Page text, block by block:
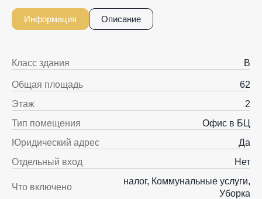
Информация Описание
Класс здания B
Общая площадь
62
Этаж
2
Тип помещения
Офис в БЦ
Юридический адрес
Да
Отдельный вход
Нет
Что включено
налог, Коммунальные услуги,
Уборка